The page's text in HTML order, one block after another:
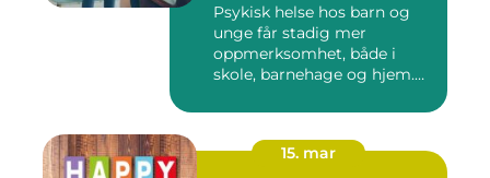
Psykisk helse hos barn og
unge får stadig mer
oppmerksomhet, både i
skole, barnehage og hjem.
15. mar